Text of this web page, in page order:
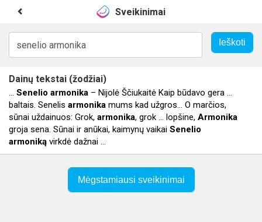
Sveikinimai
Dainų tekstai (žodžiai)
... Senelio armonika – Nijolė Ščiukaitė Kaip būdavo gera ...
baltais. Senelis armonika mums kad užgros… O marčios,
sūnai uždainuos: Grok, armonika, grok ... lopšine, Armonika
groja sena. Sūnai ir anūkai, kaimynų vaikai Senelio
armoniką virkdė dažnai ...
Mėgstamiausi sveikinimai